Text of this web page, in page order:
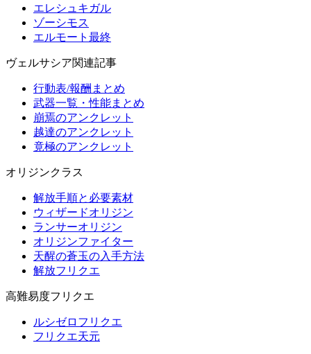
エレシュキガル
ゾーシモス
エルモート最終
ヴェルサシア関連記事
行動表/報酬まとめ
武器一覧・性能まとめ
崩焉のアンクレット
越達のアンクレット
竟極のアンクレット
オリジンクラス
解放手順と必要素材
ウィザードオリジン
ランサーオリジン
オリジンファイター
天醒の蒼玉の入手方法
解放フリクエ
高難易度フリクエ
ルシゼロフリクエ
フリクエ天元